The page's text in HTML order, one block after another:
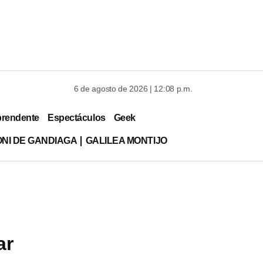
6 de agosto de 2026 | 12:08 p.m.
Espectáculos Geek
DE GANDIAGA GALILEA MONTIJO